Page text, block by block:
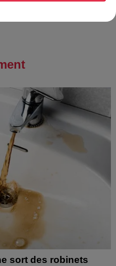
sort des robinets